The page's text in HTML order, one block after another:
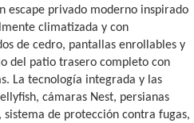
escape privado moderno inspirado
climatizada y con
de cedro, pantallas enrollables y
del patio trasero completo con
La tecnología integrada y las
cámaras Nest, persianas
de protección contra fugas,